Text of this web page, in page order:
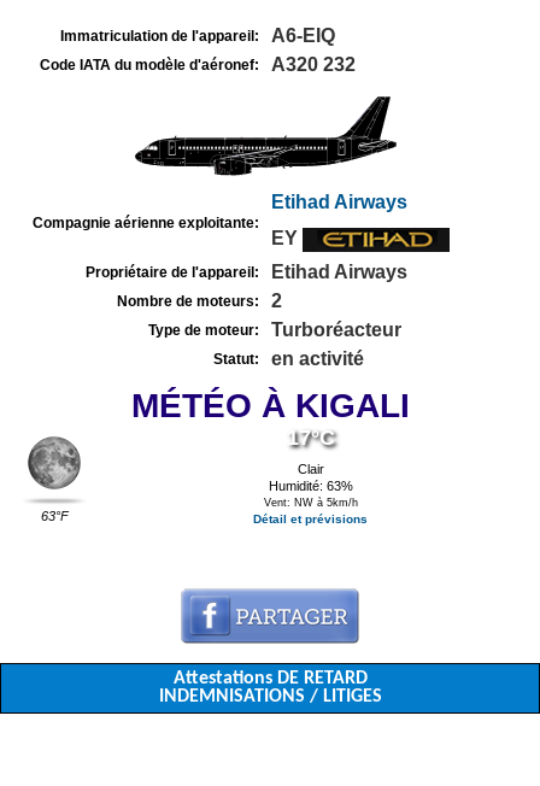
Immatriculation de l'appareil: A6-EIQ
Code IATA du modèle d'aéronef: A320 232
Compagnie aérienne exploitante:
Etihad Airways
EY
Propriétaire de l'appareil: Etihad Airways
Nombre de moteurs: 2
Type de moteur: Turboréacteur
Statut: en activité
MÉTÉO À KIGALI
63°F
17°C
Clair
Humidité: 63%
Vent: NW à 5km/h
Détail et prévisions
Attestations DE RETARD
INDEMNISATIONS / LITIGES